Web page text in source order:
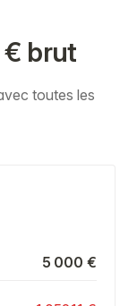
€ brut
toutes les
5 000 €